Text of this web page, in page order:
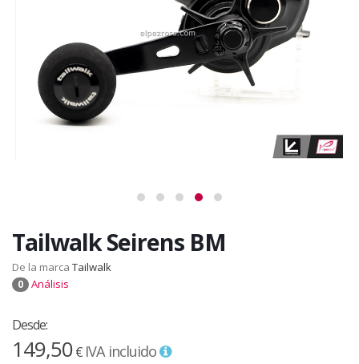
Tailwalk Seirens BM
De la marca Tailwalk
0 Análisis
Desde:
149,50€ IVA incluido